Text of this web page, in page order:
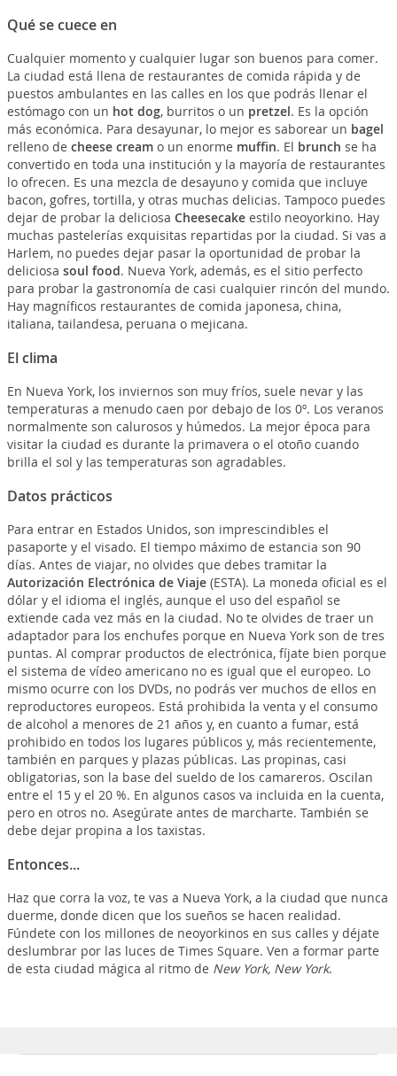
Qué se cuece en
Cualquier momento y cualquier lugar son buenos para comer.
La ciudad está llena de restaurantes de comida rápida y de
puestos ambulantes en las calles en los que podrás llenar el
estómago con un hot dog, burritos o un pretzel. Es la opción
más económica. Para desayunar, lo mejor es saborear un bagel
relleno de cheese creamo un enorme muffin. El brunch se ha
convertido en toda una institución y la mayoría de restaurantes
lo ofrecen. Es una mezcla de desayuno y comida que incluye
bacon, gofres, tortilla, y otras muchas delicias. Tampoco puedes
dejar de probar la deliciosa Cheesecakeestilo neoyorkino. Hay
muchas pastelerías exquisitas repartidas por la ciudad. Si vas a
Harlem, no puedes dejar pasar la oportunidad de probar la
deliciosa soul food. Nueva York, además, es el sitio perfecto
para probar la gastronomía de casi cualquier rincón del mundo.
Hay magníficos restaurantes de comida japonesa, china,
italiana, tailandesa, peruana o mejicana.
El clima
En Nueva York, los inviernos son muy fríos, suele nevar y las
temperaturas a menudo caen por debajo de los 0º. Los veranos
normalmente son calurosos y húmedos. La mejor época para
visitar la ciudad es durante la primavera o el otoño cuando
brilla el sol y las temperaturas son agradables.
Datos prácticos
Para entrar en Estados Unidos, son imprescindibles el
pasaporte y el visado. El tiempo máximo de estancia son 90
días. Antes de viajar, no olvides que debes tramitar la
Autorización Electrónica de Viaje(ESTA). La moneda oficial es el
dólar y el idioma el inglés, aunque el uso del español se
extiende cada vez más en la ciudad. No te olvides de traer un
adaptador para los enchufes porque en Nueva York son de tres
puntas. Al comprar productos de electrónica, fíjate bien porque
el sistema de vídeo americano no es igual que el europeo. Lo
mismo ocurre con los DVDs, no podrás ver muchos de ellos en
reproductores europeos. Está prohibida la venta y el consumo
de alcohol a menores de 21 años y, en cuanto a fumar, está
prohibido en todos los lugares públicos y, más recientemente,
también en parques y plazas públicas. Las propinas, casi
obligatorias, son la base del sueldo de los camareros. Oscilan
entre el 15 y el 20 %. En algunos casos va incluida en la cuenta,
pero en otros no. Asegúrate antes de marcharte. También se
debe dejar propina a los taxistas.
Entonces...
Haz que corra la voz, te vas a Nueva York, a la ciudad que nunca
duerme, donde dicen que los sueños se hacen realidad.
Fúndete con los millones de neoyorkinos en sus calles y déjate
deslumbrar por las luces de Times Square. Ven a formar parte
de esta ciudad mágica al ritmo de New York, New York.